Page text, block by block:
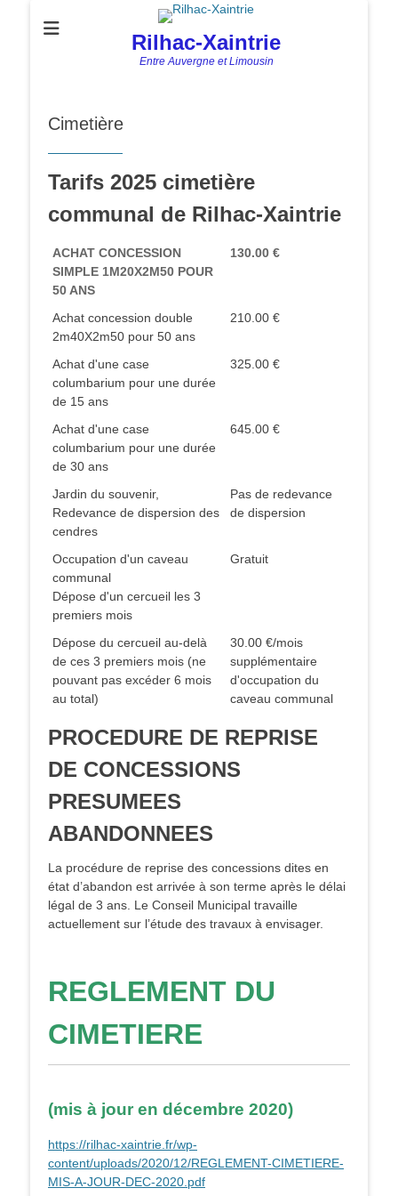
Rilhac-Xaintrie
Entre Auvergne et Limousin
Cimetière
Tarifs 2025 cimetière
communal de Rilhac-Xaintrie
ACHAT CONCESSION
SIMPLE 1M20X2M50 POUR
50 ANS
130.00 €
Achat concession double
2m40X2m50 pour 50 ans
210.00 €
Achat d'une case
columbarium pour une durée
de 15 ans
325.00 €
Achat d'une case
columbarium pour une durée
de 30 ans
645.00 €
Jardin du souvenir,
Redevance de dispersion des
cendres
Pas de redevance
de dispersion
Occupation d'un caveau
communal
Dépose d'un cercueil les 3
premiers mois
Gratuit
Dépose du cercueil au-delà
de ces 3 premiers mois (ne
pouvant pas excéder 6 mois
au total)
30.00 €/mois
supplémentaire
d'occupation du
caveau communal
PROCEDURE DE REPRISE
DE CONCESSIONS
PRESUMEES
ABANDONNEES
La procédure de reprise des concessions dites en
état d’abandon est arrivée à son terme après le délai
légal de 3 ans. Le Conseil Municipal travaille
actuellement sur l’étude des travaux à envisager.
REGLEMENT DU
CIMETIERE
(mis à jour en décembre 2020)
https://rilhac-xaintrie.fr/wp-
content/uploads/2020/12/REGLEMENT-CIMETIERE-
MIS-A-JOUR-DEC-2020.pdf